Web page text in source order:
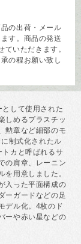
の出荷・メール
す。商品の発送
いただきます。
の程お願い致し
して使用された
しめるプラスチッ
勲章など細部のモ
制式化されたル
カと呼ばれるサ
の肩章、レーニン
用意しました。
入った平面構成の
ーガードなどの足
デル化。4枚のド
ーや赤い星などの